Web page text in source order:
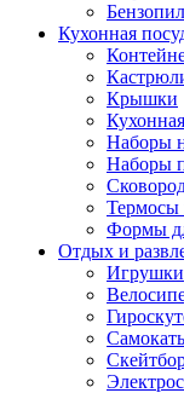
Кухонная
Крышки
Наборы
Наборы
Термосы
Формы
Отдых и
Игрушки